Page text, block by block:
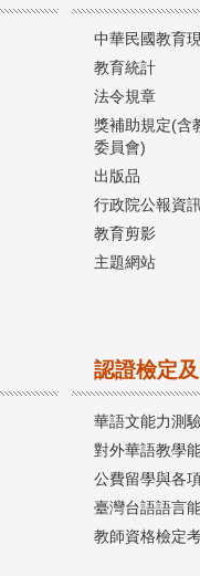
中華民國教育
教育統計
法令規章
獎補助規定(含
委員會)
出版品
行政院公報資
教育剪影
主題網站
認證檢定
華語文能力測
對外華語教學
公費留學與各
臺灣台語語言
教師資格檢定